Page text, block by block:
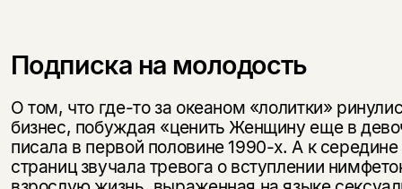
Подписка на молодость
О том, что где-то за океаном «лолитки»
бизнес, побуждая «ценить Женщину еще в
писала в первой половине 1990-х. А к
страниц звучала тревога о вступлении